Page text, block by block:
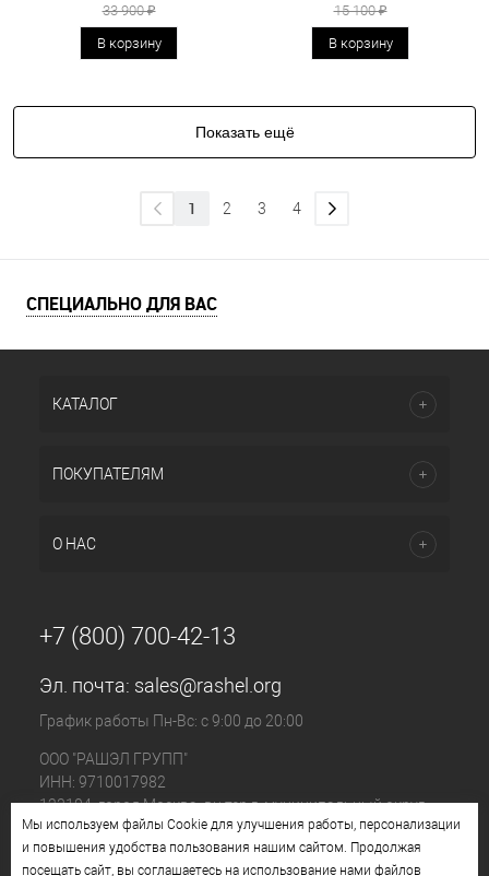
33 900 ₽
В корзину
15 100 ₽
В корзину
Показать ещё
1 2 3 4
СПЕЦИАЛЬНО ДЛЯ ВАС
КАТАЛОГ
ПОКУПАТЕЛЯМ
О НАС
+7 (800) 700-42-13
Эл. почта: sales@rashel.org
График работы Пн-Вс: с 9:00 до 20:00
ООО "РАШЭЛ ГРУПП"
ИНН: 9710017982
123104, город Москва, вн.тер.г. муниципальный округ
Пресненский, ул. Большая Бронная, д. 23 стр. 1, этаж 4
помещ. I, ком. №11
Мы используем файлы Cookie для улучшения работы, персонализации
и повышения удобства пользования нашим сайтом. Продолжая
посещать сайт, вы соглашаетесь на использование нами файлов